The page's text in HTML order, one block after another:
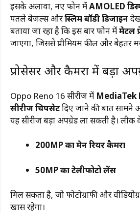
इसके अलावा, नए फोन मेंAMOLED
पतले बेज़ल्स औरस्लिम बॉडी डिजाइन
बताया जा रहा है कि इस बार फोन मेंमेटल
जाएगा, जिससे प्रीमियम फील और बेहतर
प्रोसेसर और कैमरा में बड़ा
Oppo Reno 16 सीरीज में MediaTek
सीरीज चिपसेटदिए जाने की बात
यह सीरीज बड़ा अपग्रेड ला सकती है। लीक
200MP का मेन रियर कैमरा
50MP का टेलीफोटो लेंस
मिल सकता है, जो फोटोग्राफी और
खास रहेगा।